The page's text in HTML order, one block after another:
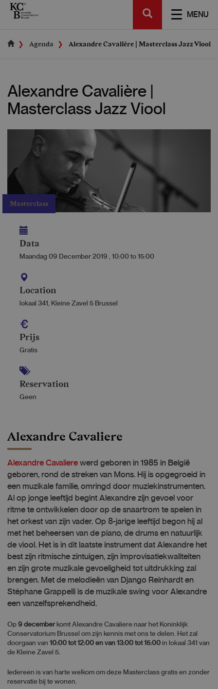
Skip
MENU
SEARCH
Agenda Alexandre Cavalière | Masterclass Jazz Viool
Alexandre Cavalière |
Masterclass Jazz Viool
Masterclass
Data
Maandag 09 December 2019 , 10:00 to 15:00
Location
lokaal 341, Kleine Zavel 5 Brussel
Prijs
Gratis
Reservation
Geen
Alexandre Cavaliere
Alexandre Cavaliere werd geboren in 1985 in België
geboren, rond de streken van Mons. Hij is opgegroeid in
een muzikale familie, omringd door muziekinstrumenten.
Al op jonge leeftijd begint Alexandre zijn gevoel voor
ritme te ontwikkelen door op de snaartrom te spelen in
het orkest van zijn vader. Op 8-jarige leeftijd begon hij al
met het beheersen van de piano, de drums en natuurlijk
de viool. Het is in dit laatste instrument dat Alexandre het
best zijn ritmische zintuigen, zijn improvisatiekwaliteiten
en zijn grote muzikale gevoeligheid tot uitdrukking zal
brengen. Met de melodieën van Django Reinhardt en
Stéphane Grappelli is de muzikale swing voor Alexandre
een vanzelfsprekendheid.
Op 9 decemberkomt Alexandre Cavaliere naar het Koninklijk
Conservatorium Brussel om zijn kennis met ons te delen. Het zal
doorgaan van 10:00 tot 12:00 en van 13:00 tot 15:00 in lokaal 341 van
de Kleine Zavel 5.
Iedereen is van harte welkom om deze Masterclass gratis en zonder
reservatie bij te wonen.